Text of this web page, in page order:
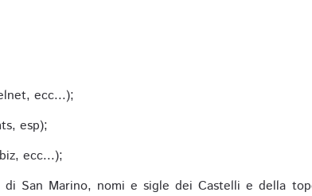
ecc...);
esp);
ecc...);
San Marino, nomi e sigle dei Castelli e della